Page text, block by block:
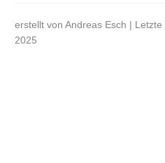
erstellt von Andreas Esch |
2025